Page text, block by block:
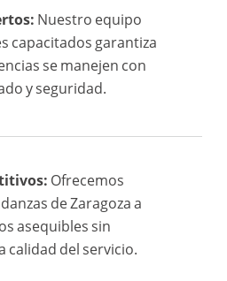
Nuestro equipo
capacitados garantiza
se manejen con
y seguridad.
Ofrecemos
de Zaragoza a
asequibles sin
calidad del servicio.